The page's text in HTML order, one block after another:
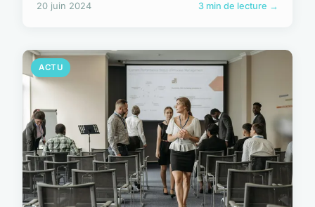
20 juin 2024 3 min de lecture →
ACTU